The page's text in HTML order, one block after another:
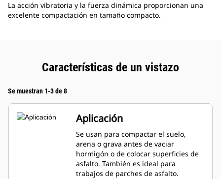
La acción vibratoria y la fuerza dinámica proporcionan una
excelente compactación en tamaño compacto.
Características de un vistazo
Se muestran 1-3 de 8
Aplicación
Se usan para compactar el suelo,
arena o grava antes de vaciar
hormigón o de colocar superficies de
asfalto. También es ideal para
trabajos de parches de asfalto.